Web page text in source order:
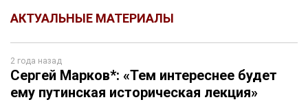
АКТУАЛЬНЫЕ МАТЕРИАЛЫ
2 года назад
Сергей Марков*: «Тем интереснее будет
ему путинская историческая лекция»